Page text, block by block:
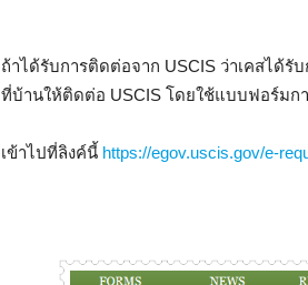
ถ้าได้รับการติดต่อจาก USCIS ว่าเคสได้
ที่บ้านให้ติดต่อ USCIS โดยใช้แบบฟอร์มก
เข้าไปที่ลิงค์นี้ https://egov.uscis.gov/e-